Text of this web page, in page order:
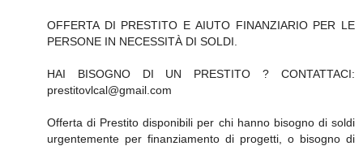
OFFERTA DI PRESTITO E AIUTO FINANZIARIO PER LE
PERSONE IN NECESSITÀ DI SOLDI.
HAI BISOGNO DI UN PRESTITO ? CONTATTACI:
prestitovlcal@gmail.com
Offerta di Prestito disponibili per chi hanno bisogno di soldi
urgentemente per finanziamento di progetti, o bisogno di